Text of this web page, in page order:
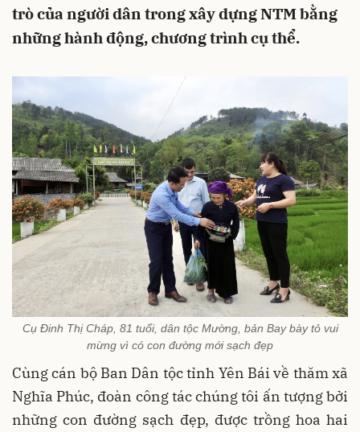
trò của người dân trong xây dựng NTM bằng
những hành động, chương trình cụ thể.
Cụ Đinh Thị Cháp, 81 tuổi, dân tộc Mường, bản Bay bày tỏ vui
mừng vì có con đường mới sạch đẹp
Cùng cán bộ Ban Dân tộc tỉnh Yên Bái về thăm xã
Nghĩa Phúc, đoàn công tác chúng tôi ấn tượng bởi
những con đường sạch đẹp, được trồng hoa hai